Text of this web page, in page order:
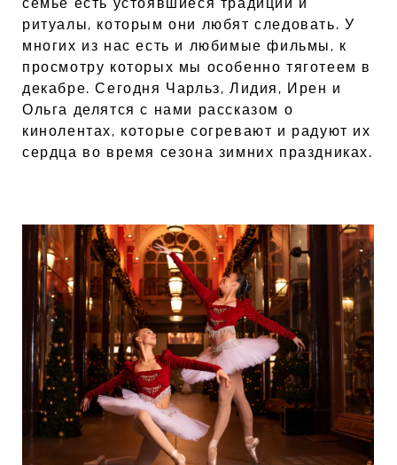
ритуалы, которым они любят следовать. У
многих из нас есть и любимые фильмы, к
просмотру которых мы особенно тяготеем в
декабре. Сегодня Чарльз, Лидия, Ирен и
Ольга делятся с нами рассказом о
кинолентах, которые согревают и радуют их
сердца во время сезона зимних праздниках.